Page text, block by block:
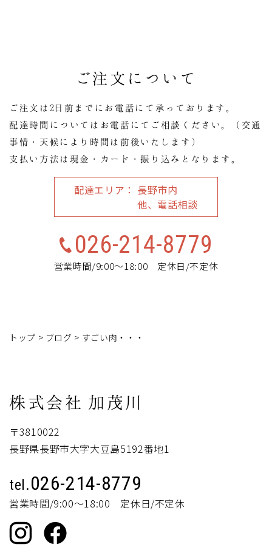
ご注文について
ご注文は2日前までにお電話にて承っております。
配達時間についてはお電話にてご相談ください。（交通
事情・天候により時間は前後いたします）
支払い方法は現金・カード・振り込みとなります。
配達エリア
長野市内
他、電話相談
026-214-8779
営業時間/9:00～18:00 定休日/不定休
トップ > ブログ > すごい肉・・・
株式会社 加茂川
〒3810022
長野県長野市大字大豆島5192番地1
tel.026-214-8779
営業時間/9:00～18:00 定休日/不定休